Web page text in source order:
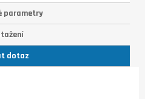
parametry
dotaz